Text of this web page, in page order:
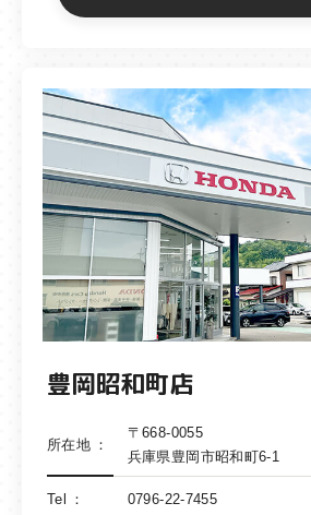
豊岡昭和町店
所在地
〒668-0055
兵庫県豊岡市昭和町6-1
Tel 0796-22-7455